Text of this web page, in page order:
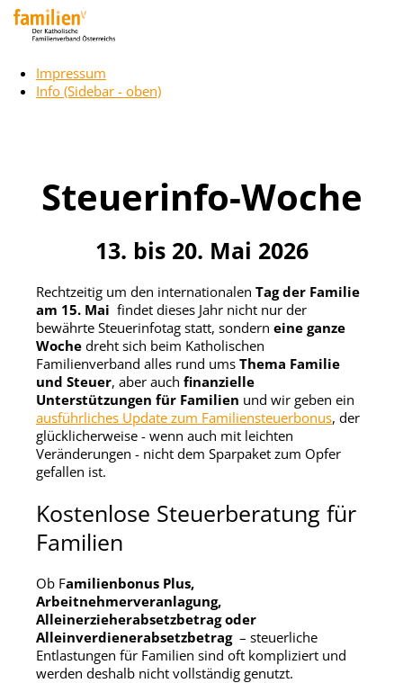
Impressum
Info (Sidebar - oben)
Steuerinfo-Woche
13. bis 20. Mai 2026
Rechtzeitig um den internationalen Tag der Familie
am 15. Mai findet dieses Jahr nicht nur der
bewährte Steuerinfotag statt, sondern eine ganze
Woche dreht sich beim Katholischen
Familienverband alles rund ums Thema Familie
und Steuer, aber auch finanzielle
Unterstützungen für Familien und wir geben ein
ausführliches Update zum Familiensteuerbonus, der
glücklicherweise - wenn auch mit leichten
Veränderungen - nicht dem Sparpaket zum Opfer
gefallen ist.
Kostenlose Steuerberatung für
Familien
Ob Familienbonus Plus,
Arbeitnehmerveranlagung,
Alleinerzieherabsetzbetrag oder
Alleinverdienerabsetzbetrag – steuerliche
Entlastungen für Familien sind oft kompliziert und
werden deshalb nicht vollständig genutzt.